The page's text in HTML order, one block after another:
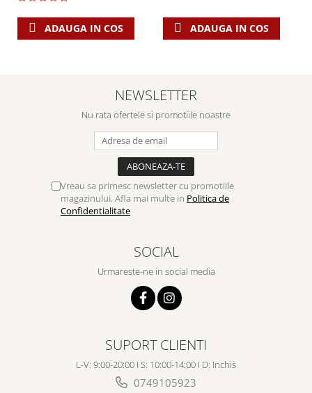
ADAUGA IN COS ADAUGA IN COS
NEWSLETTER
Nu rata ofertele si promotiile noastre
Vreau sa primesc newsletter cu promotiile
magazinului. Afla mai multe in Politica de
Confidentialitate
SOCIAL
Urmareste-ne in social media
SUPORT CLIENTI
L-V: 9:00-20:00 I S: 10:00-14:00 I D: Inchis
0749105923